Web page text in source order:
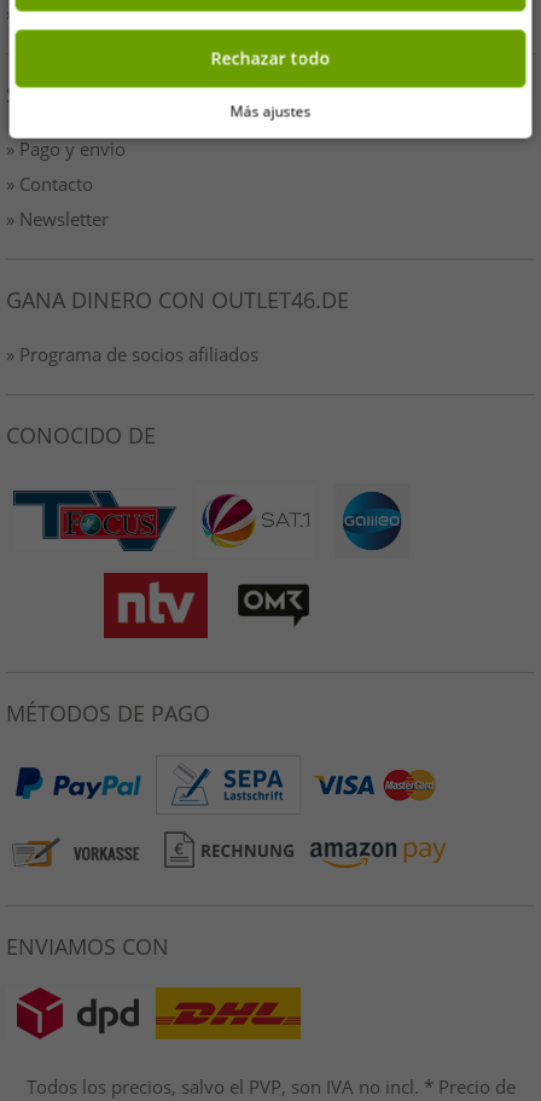
» Imprimir
SERVICIO
» Pago y envio
» Contacto
» Newsletter
GANA DINERO CON OUTLET46.DE
» Programa de socios afiliados
CONOCIDO DE
MÉTODOS DE PAGO
ENVIAMOS CON
Todos los precios, salvo el PVP, son IVA no incl. * Precio de
Rechazar todo
Más ajustes